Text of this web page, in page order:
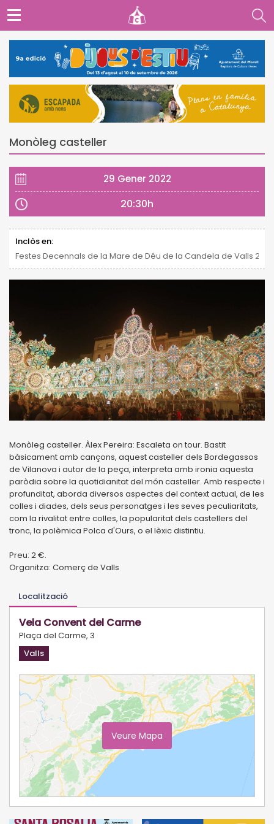
Monòleg casteller
29 Gener 2022
20:30h
Inclòs en:
Festes Decennals de la Mare de Déu de la Candela de Valls 2021
Monòleg casteller. Àlex Pereira: Escaleta on tour. Bastit
bàsicament amb cançons, aquest casteller dels Bordegassos
de Vilanova i autor de la peça, interpreta amb ironia aquesta
paròdia sobre la quotidianitat del món casteller. Amb respecte i
profunditat, aborda diversos aspectes del context actual, de les
colles i diades, dels seus personatges i les seves peculiaritats,
com la rivalitat entre colles, la popularitat dels castellers del
tronc, la polèmica Polca d'Ours, o el lèxic distintiu.
Preu: 2 €.
Organitza: Comerç de Valls
Localització
Vela Convent del Carme
Plaça del Carme, 3
Valls
Veure Mapa